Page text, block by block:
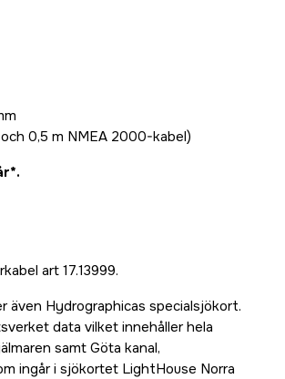
0,5 m NMEA 2000-kabel)
art 17.13999.
även Hydrographicas specialsjökort.
data vilket innehåller hela
samt Göta kanal,
ingår i sjökortet LightHouse Norra